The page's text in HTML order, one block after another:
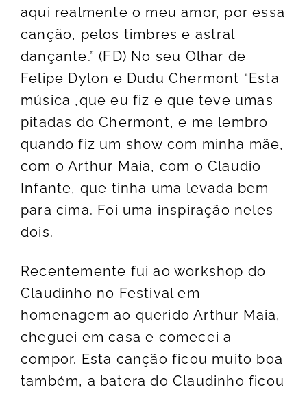
aqui realmente o meu amor, por essa
canção, pelos timbres e astral
dançante.” (FD) No seu Olhar de
Felipe Dylon e Dudu Chermont “Esta
música ,que eu fiz e que teve umas
pitadas do Chermont, e me lembro
quando fiz um show com minha mãe,
com o Arthur Maia, com o Claudio
Infante, que tinha uma levada bem
para cima. Foi uma inspiração neles
dois.
Recentemente fui ao workshop do
Claudinho no Festival em
homenagem ao querido Arthur Maia,
cheguei em casa e comecei a
compor. Esta canção ficou muito boa
também, a batera do Claudinho ficou